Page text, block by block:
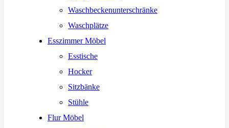
Waschbeckenunterschränke
Waschplätze
Esszimmer Möbel
Esstische
Hocker
Sitzbänke
Stühle
Flur Möbel